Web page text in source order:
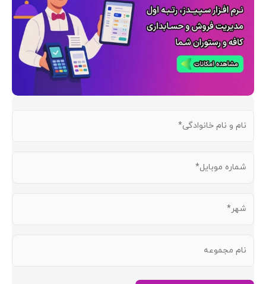
نام
نام
خانوادگی
(ضروری)
شماره
موبایل
شهر
(ضروری)
نام
مجموعه